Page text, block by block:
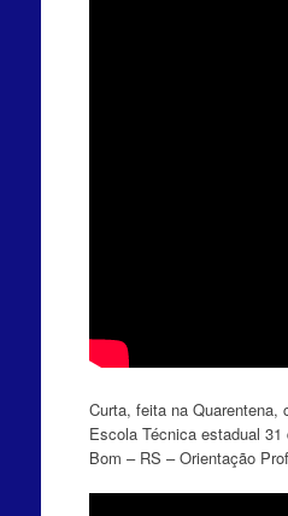
Curta, feita na Quarentena,
Escola Técnica estadual
Bom – RS – Orientação